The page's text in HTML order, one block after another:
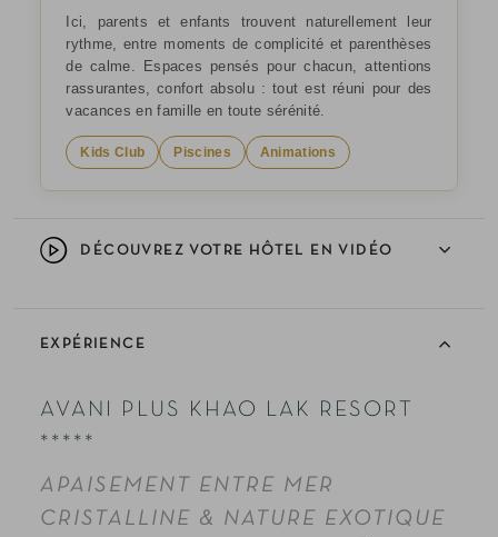
DÉCOUVREZ VOTRE HÔTEL EN VIDÉO
EXPÉRIENCE
AVANI PLUS KHAO LAK RESORT
*****
APAISEMENT ENTRE MER
CRISTALLINE & NATURE EXOTIQUE
Ici, parents et enfants trouvent naturellement leur
rythme, entre moments de complicité et parenthèses
de calme. Espaces pensés pour chacun, attentions
rassurantes, confort absolu : tout est réuni pour des
vacances en famille en toute sérénité.
Kids Club Piscines Animations